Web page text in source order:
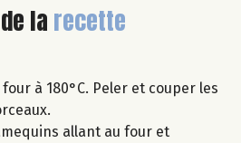
de la recette
à 180°C. Peler et couper les
allant au four et